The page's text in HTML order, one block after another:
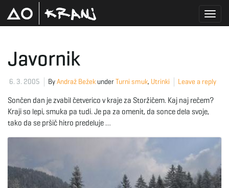
Javornik
6. 3. 2005 ByAndraž Bežek underTurni smuk, Utrinki Leave a reply
Sončen dan je zvabil četverico v kraje za Storžičem. Kaj naj rečem?
Kraji so lepi, smuka pa tudi. Je pa za omenit, da sonce dela svoje,
tako da se pršič hitro predeluje …